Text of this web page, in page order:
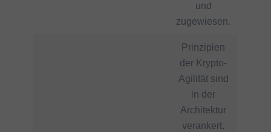
und
zugewiesen.
Prinzipien
der Krypto-
Agilität sind
in der
Architektur
verankert.